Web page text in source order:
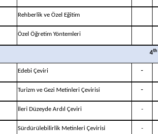
Rehberlik ve Özel Eğitim
Özel Öğretim Yöntemleri
4th
Edebi Çeviri -
Turizm ve Gezi Metinleri Çevirisi -
İleri Düzeyde Ardıl Çeviri -
Sürdürülebilirlik Metinleri Çevirisi -